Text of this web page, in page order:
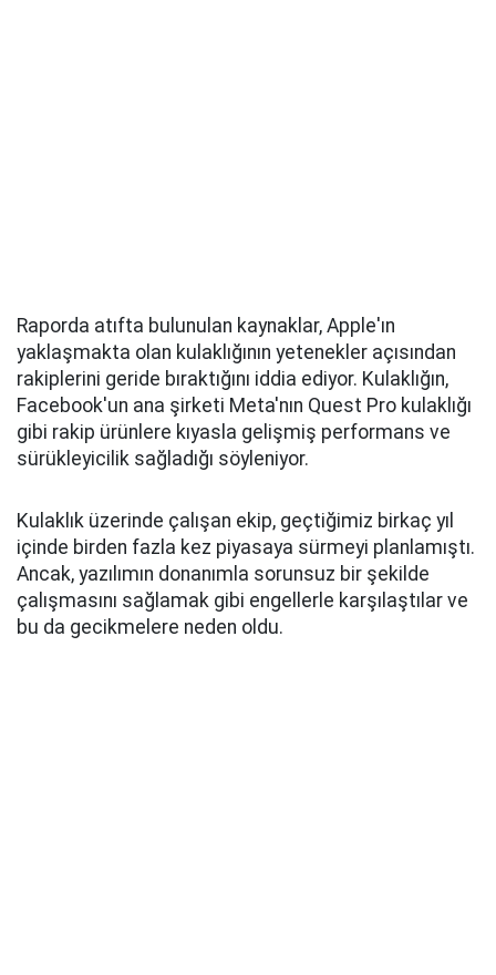
Raporda atıfta bulunulan kaynaklar, Apple'ın
yaklaşmakta olan kulaklığının yetenekler açısından
rakiplerini geride bıraktığını iddia ediyor. Kulaklığın,
Facebook'un ana şirketi Meta'nın Quest Pro kulaklığı
gibi rakip ürünlere kıyasla gelişmiş performans ve
sürükleyicilik sağladığı söyleniyor.
Kulaklık üzerinde çalışan ekip, geçtiğimiz birkaç yıl
içinde birden fazla kez piyasaya sürmeyi planlamıştı.
Ancak, yazılımın donanımla sorunsuz bir şekilde
çalışmasını sağlamak gibi engellerle karşılaştılar ve
bu da gecikmelere neden oldu.